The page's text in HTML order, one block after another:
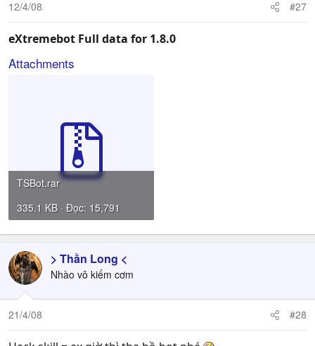
12/4/08 #27
eXtremebot Full data for 1.8.0
Attachments
TSBot.rar
335.1 KB · Đọc: 15,791
> Thần Long <
Nhào vô kiếm cơm
21/4/08 #28